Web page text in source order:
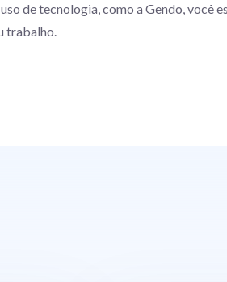
de tecnologia, como a Gendo, você
trabalho.